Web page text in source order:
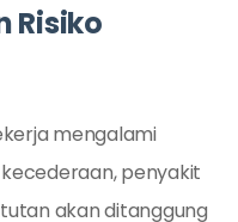
Risiko
mengalami
penyakit
akan ditanggung